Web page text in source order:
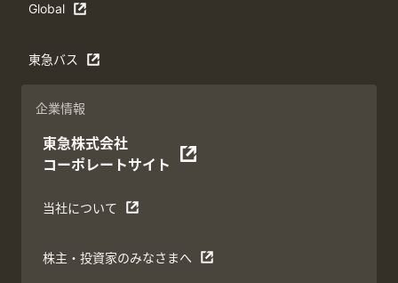
Global
東急バス
企業情報
東急株式会社
コーポレートサイト
当社について
株主・投資家のみなさまへ